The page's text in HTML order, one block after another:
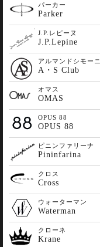
パーカー
Parker
J.P.レピーヌ
J.P.Lepine
アルマンドシモーニ
A・S Club
オマス
OMAS
OPUS 88
OPUS 88
ピニンファリーナ
Pininfarina
クロス
Cross
ウォーターマン
Waterman
クローネ
Krane